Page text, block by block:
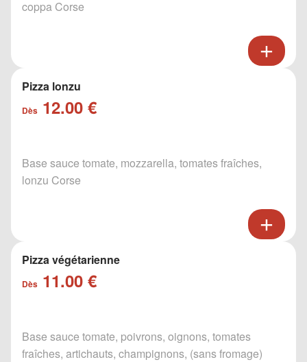
coppa Corse
Pizza lonzu
Dès 12.00 €
Base sauce tomate, mozzarella, tomates fraîches,
lonzu Corse
Pizza végétarienne
Dès 11.00 €
Base sauce tomate, poivrons, oignons, tomates
fraîches, artichauts, champignons, (sans fromage)